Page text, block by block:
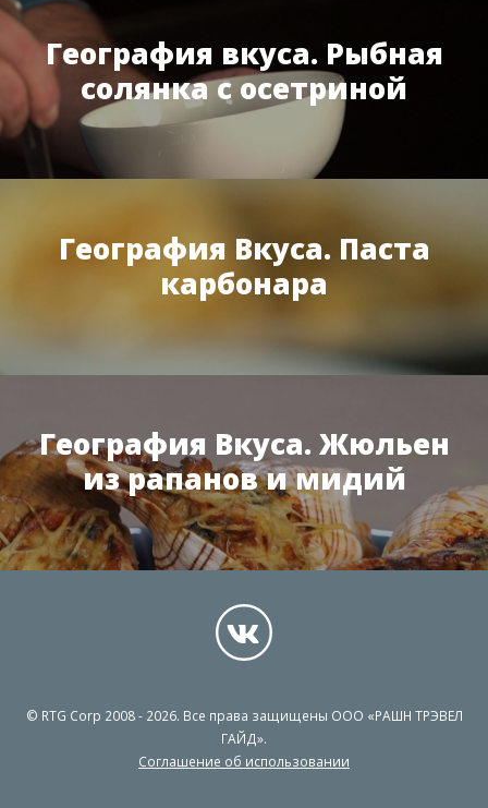
География вкуса. Рыбная
солянка с осетриной
География Вкуса. Паста
карбонара
География Вкуса. Жюльен
из рапанов и мидий
© RTG Corp 2008 - 2026. Все права защищены ООО «РАШН ТРЭВЕЛ
ГАЙД».
Соглашение об использовании